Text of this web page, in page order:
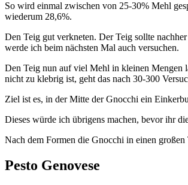
So wird einmal zwischen von 25-30% Mehl
wiederum 28,6%.
Den Teig gut verkneten. Der Teig sollte
werde ich beim nächsten Mal auch versuchen.
Den Teig nun auf viel Mehl in kleinen Mengen
nicht zu klebrig ist, geht das nach 30-300
Ziel ist es, in der Mitte der Gnocchi ein
Dieses würde ich übrigens machen, bevor ihr
Nach dem Formen die Gnocchi in einen
Pesto Genovese